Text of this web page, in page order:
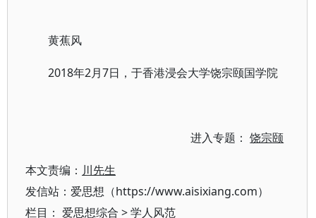
黄蕉风
2018年2月7日，于香港浸会大学饶宗颐国学院
进入专题：饶宗颐
本文责编： 川先生
发信站：爱思想（https://www.aisixiang.com）
栏目： 爱思想综合 >学人风范